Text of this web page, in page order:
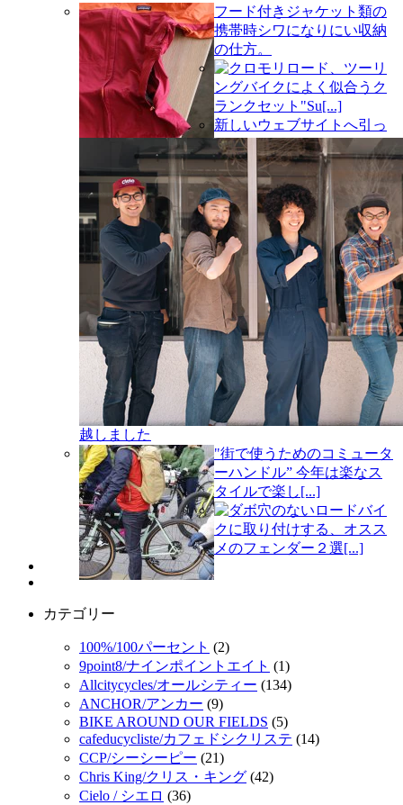
フード付きジャケット類の
携帯時シワになりにい収納
の仕方。
クロモリロード、ツーリ
ングバイクによく似合うク
ランクセット"Su[...]
新しいウェブサイトへ引っ
越しました
"街で使うためのコミュータ
ーハンドル” 今年は楽なス
タイルで楽し[...]
ダボ穴のないロードバイ
クに取り付けする、オスス
メのフェンダー２選[...]
カテゴリー
100%/100パーセント (2)
9point8/ナインポイントエイト (1)
Allcitycycles/オールシティー (134)
ANCHOR/アンカー (9)
BIKE AROUND OUR FIELDS (5)
cafeducycliste/カフェドシクリステ (14)
CCP/シーシーピー (21)
Chris King/クリス・キング (42)
Cielo / シエロ (36)